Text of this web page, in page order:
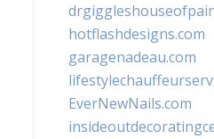
hotflashdesigns.com
garagenadeau.com
EverNewNails.com